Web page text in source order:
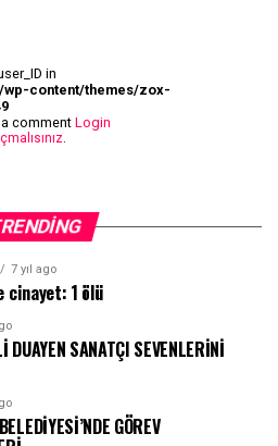
in
wp-content/themes/zox-
comment Login
.
7 yıl ago
cinayet: 1 ölü
DUAYEN SANATÇI SEVENLERİNİ
GÖREV